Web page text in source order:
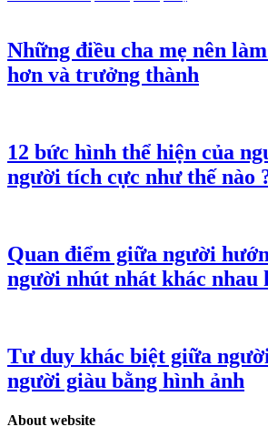
Những điều cha mẹ nên
hơn và trưởng thành
12 bức hình thể hiện của
người tích cực như thế nào
Quan điểm giữa người
người nhút nhát khác nhau
Tư duy khác biệt giữa
người giàu bằng hình ảnh
About website